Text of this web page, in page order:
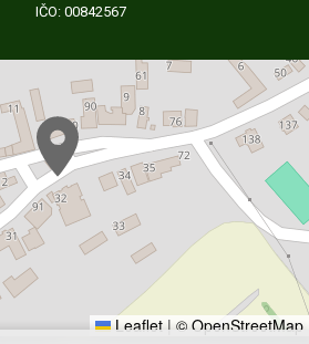
IČO: 00842567
Leaflet | © OpenStreetMap